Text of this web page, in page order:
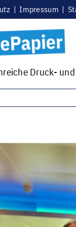
|Impressum |
Druck-